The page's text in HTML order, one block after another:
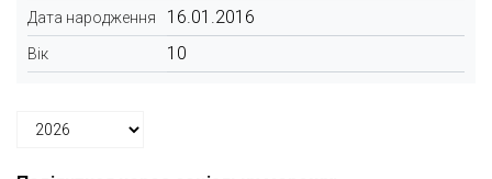
Дата народження 16.01.2016
Вік 10